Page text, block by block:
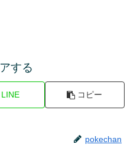
する
LINE コピー
pokechan